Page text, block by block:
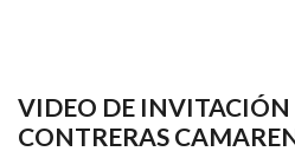
VIDEO DE INVITACIÓN
CONTRERAS